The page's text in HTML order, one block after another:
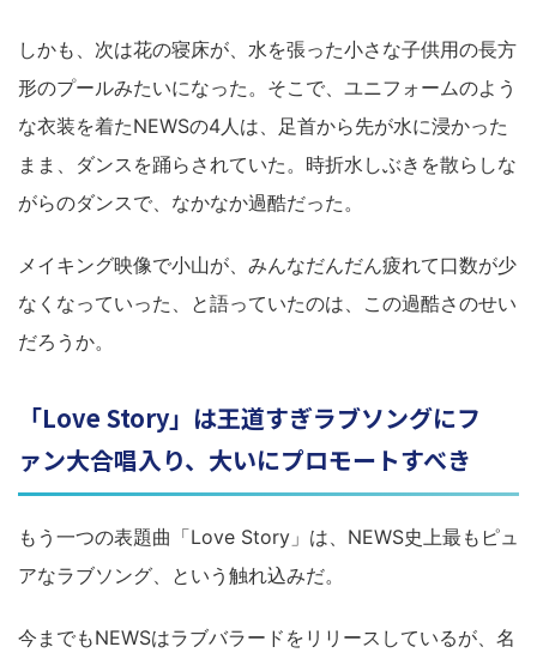
しかも、次は花の寝床が、水を張った小さな子供用の長方
形のプールみたいになった。そこで、ユニフォームのよう
な衣装を着たNEWSの4人は、足首から先が水に浸かった
まま、ダンスを踊らされていた。時折水しぶきを散らしな
がらのダンスで、なかなか過酷だった。
メイキング映像で小山が、みんなだんだん疲れて口数が少
なくなっていった、と語っていたのは、この過酷さのせい
だろうか。
「Love Story」は王道すぎラブソングにフ
ァン大合唱入り、大いにプロモートすべき
もう一つの表題曲「Love Story」は、NEWS史上最もピュ
アなラブソング、という触れ込みだ。
今までもNEWSはラブバラードをリリースしているが、名